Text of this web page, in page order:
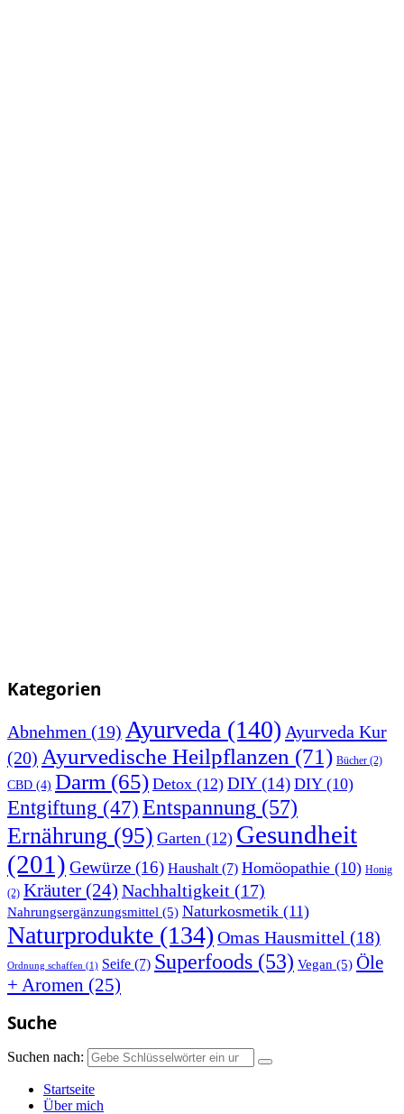
Kategorien
Abnehmen (19) Ayurveda (140) Ayurveda Kur
(20) Ayurvedische Heilpflanzen (71) Bücher (2)
CBD (4) Darm (65) Detox (12) DIY(14) DIY(10)
Entgiftung (47)Entspannung (57)
Ernährung (95) Garten (12) Gesundheit
(201) Gewürze (16) Haushalt(7) Homöopathie (10) Honig
(2) Kräuter (24) Nachhaltigkeit (17)
Nahrungsergänzungsmittel (5) Naturkosmetik (11)
Naturprodukte (134) Omas Hausmittel (18)
Ordnung schaffen (1) Seife (7) Superfoods (53) Vegan (5) Öle
+ Aromen (25)
Suche
Suchen nach:
Startseite
Über mich